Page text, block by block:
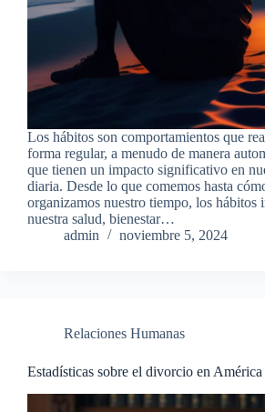
Los hábitos son comportamientos que
forma regular, a menudo de manera
que tienen un impacto significativo en
diaria. Desde lo que comemos hasta
organizamos nuestro tiempo, los hábitos
nuestra salud, bienestar…
admin
noviembre 5, 2024
Relaciones Humanas
Estadísticas sobre el divorcio en